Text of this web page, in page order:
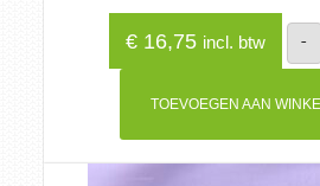
€16,75 incl. btw -
TOEVOEGEN AAN